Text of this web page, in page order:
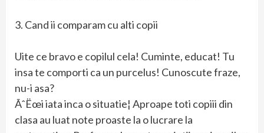
3. Cand ii comparam cu alti copii
Uite ce bravo e copilul cela! Cuminte, educat! Tu
insa te comporti ca un purcelus! Cunoscute fraze,
nu-i asa?
ÃˆËœi iata inca o situatie¦ Aproape toti copiii din
clasa au luat note proaste la o lucrare la